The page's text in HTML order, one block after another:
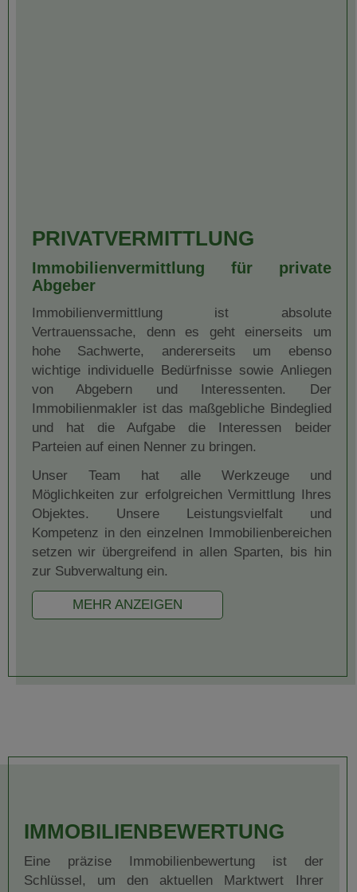
PRIVATVERMITTLUNG
Immobilienvermittlung für private
Abgeber
Immobilienvermittlung ist absolute
Vertrauenssache, denn es geht einerseits um
hohe Sachwerte, andererseits um ebenso
wichtige individuelle Bedürfnisse sowie Anliegen
von Abgebern und Interessenten. Der
Immobilienmakler ist das maßgebliche Bindeglied
und hat die Aufgabe die Interessen beider
Parteien auf einen Nenner zu bringen.
Unser Team hat alle Werkzeuge und
Möglichkeiten zur erfolgreichen Vermittlung Ihres
Objektes. Unsere Leistungsvielfalt und
Kompetenz in den einzelnen Immobilienbereichen
setzen wir übergreifend in allen Sparten, bis hin
zur Subverwaltung ein.
MEHR ANZEIGEN
IMMOBILIENBEWERTUNG
Eine präzise Immobilienbewertung ist der
Schlüssel, um den aktuellen Marktwert Ihrer